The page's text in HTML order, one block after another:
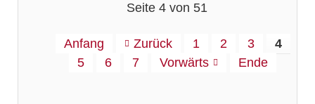
Seite 4 von 51
Anfang Zurück 1 2 3
4
5
6 7 Vorwärts Ende